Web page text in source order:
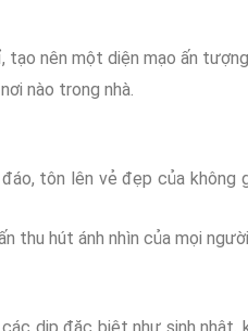
nên một diện mạo ấn
nào trong nhà.
tôn lên vẻ đẹp của không
thu hút ánh nhìn của mọi
dịp đặc biệt như sinh nhật,